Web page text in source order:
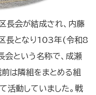
長会が結成され、内藤
長となり103年(令和8
会という名称で、成瀬
は隣組をまとめる組
活動していました。戦